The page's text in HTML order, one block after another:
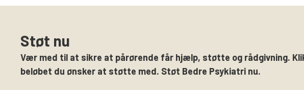
Støt nu
Vær med til at sikre at pårørende får hjælp, støtte og rådgivning.
beløbet du ønsker at støtte med. Støt Bedre Psykiatri nu.